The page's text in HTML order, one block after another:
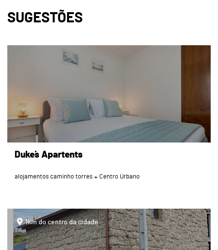
SUGESTÕES
Duke´s Apartents
alojamentos caminho torres Centro Urbano
page
1km do centro da cidade